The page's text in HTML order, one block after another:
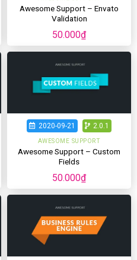
Awesome Support – Envato
Validation
50.000₫
2020-09-21 2.0.1
AWESOME SUPPORT
Awesome Support – Custom
Fields
50.000₫